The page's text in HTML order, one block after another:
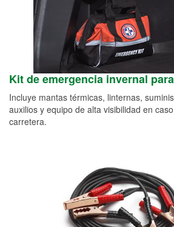
Kit de emergencia invernal
Incluye mantas térmicas, linternas,
auxilios y equipo de alta visibilidad en
carretera.